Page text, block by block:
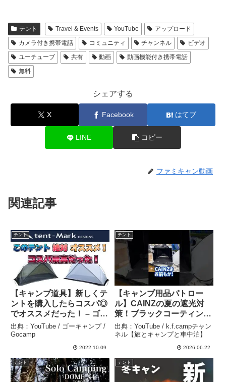
テント Travel & Events YouTube
アップロード
カメラ付き携帯電話
コミュニティ チャンネル
ビデオ
ユーチューブ
共有 動画
動画機能付き携帯電話
無料
シェアする
X Facebook はてブ
LINE コピー
ファミキャン動画
関連記事
テント
【キャンプ道具】新しくテ
ントを購入したらコスパ◎
でオススメだった！ – ゴー
キャンプ / Gocamp
出典：YouTube / ゴーキャンプ /
Gocamp
2022.10.09
テント
【キャンプ用品パトロー
ル】CAINZの夏の遮光対
策！ブラックコーティング
シード #キャンプ用品
#outdoors #キャンプ用品
パトロール – k.f.campチャ
中泊】
出典：YouTube / k.f.campチャン
ネル【旅とキャンプと車中泊】
2026.06.22
テント テント